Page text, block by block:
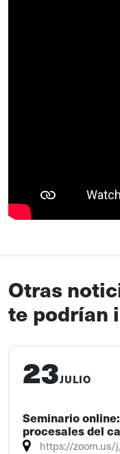
Otras
te podrían
23JULIO
Seminario
procesales del
https://zoom.us/